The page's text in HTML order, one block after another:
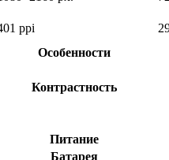
ppi
Особенности
Контрастность
Питание
Батарея